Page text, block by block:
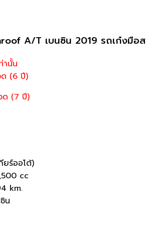
A/T เบนซิน 2019 รถเก๋งมือ
านั้น
(6 ปี)
(7 ปี)
ร์ออโต้)
cc
km.
น